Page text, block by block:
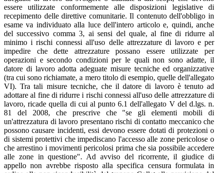
essere utilizzate conformemente alle disposizioni legislative di
recepimento delle direttive comunitarie. Il contenuto dell'obbligo in
esame va individuato alla luce dell'intero articolo e, quindi, anche
del successivo comma 3, ai sensi del quale, al fine di ridurre al
minimo i rischi connessi all'uso delle attrezzature di lavoro e per
impedire che dette attrezzature possano essere utilizzate per
operazioni e secondo condizioni per le quali non sono adatte, il
datore di lavoro adotta adeguate misure tecniche ed organizzative
(tra cui sono richiamate, a mero titolo di esempio, quelle dell'allegato
VI). Tra tali misure tecniche, che il datore di lavoro è tenuto ad
adottare al fine di ridurre i rischi connessi all'uso delle attrezzature di
lavoro, ricade quella di cui al punto 6.1 dell'allegato V del d.lgs. n.
81 del 2008, che prescrive che "se gli elementi mobili di
un'attrezzatura di lavoro presentano rischi di contatto meccanico che
possono causare incidenti, essi devono essere dotati di protezioni o
di sistemi protettivi che impediscano l'accesso alle zone pericolose o
che arrestino i movimenti pericolosi prima che sia possibile accedere
alle zone in questione". Ad avviso del ricorrente, il giudice di
appello non avrebbe risposto alla specifica censura formulata in